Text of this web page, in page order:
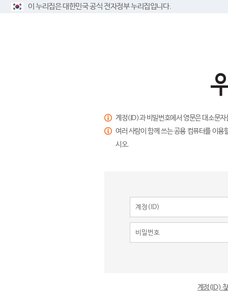
이 누리집은 대한민국 공식 전자정부 누리집입니다.
계정(ID)과 비밀번호에서 영문은 대소문
여러 사람이 함께 쓰는 공용 컴퓨터를 이
시오.
계정(ID)